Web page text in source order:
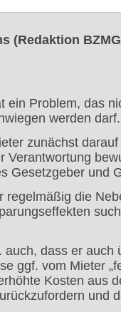
(Redaktion
ein Problem, das
werden darf.
zunächst
Verantwortung
Gesetzgeber und
regelmäßig die
auch, dass er auch
ggf. vom Mieter
Kosten aus
und